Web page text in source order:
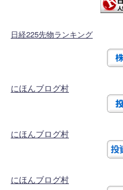
日経225先物ランキング
にほんブログ村
にほんブログ村
にほんブログ村